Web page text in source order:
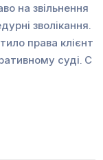
на звільнення
зволікання.
права клієнт
суді. С